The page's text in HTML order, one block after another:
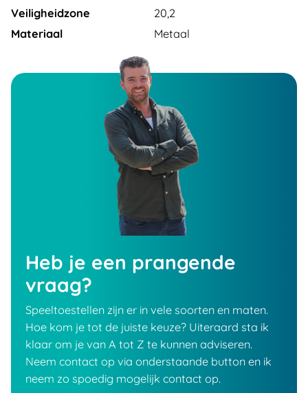
Veiligheidzone
20,2
Materiaal
Metaal
Heb je een prangende
vraag?
Speeltoestellen zijn er in vele soorten en maten.
Hoe kom je tot de juiste keuze? Uiteraard sta ik
klaar om je van A tot Z te kunnen adviseren.
Neem contact op via onderstaande button en ik
neem zo spoedig mogelijk contact op.